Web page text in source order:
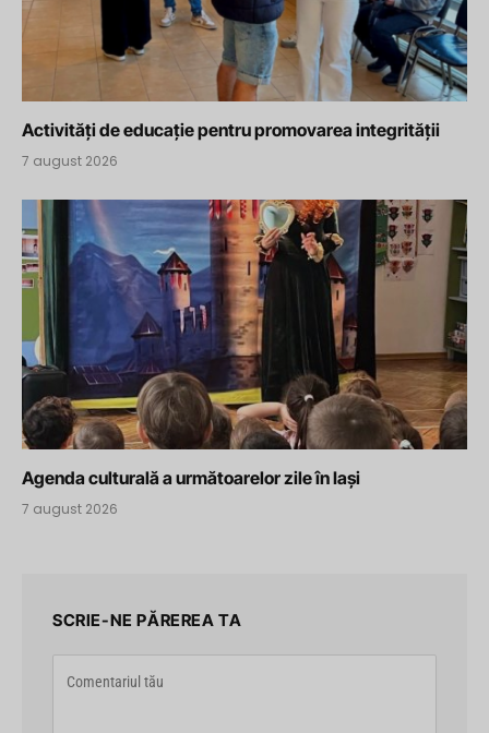
Activități de educație pentru promovarea integrității
7 august 2026
Agenda culturală a următoarelor zile în Iași
7 august 2026
SCRIE-NE PĂREREA TA